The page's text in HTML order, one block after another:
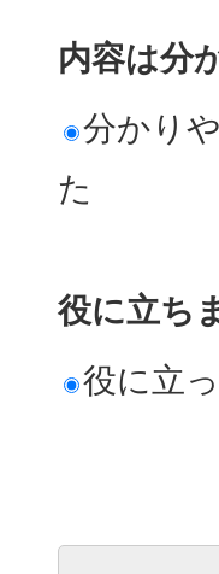
内容は分
分かり
た
役に立ち
役に立